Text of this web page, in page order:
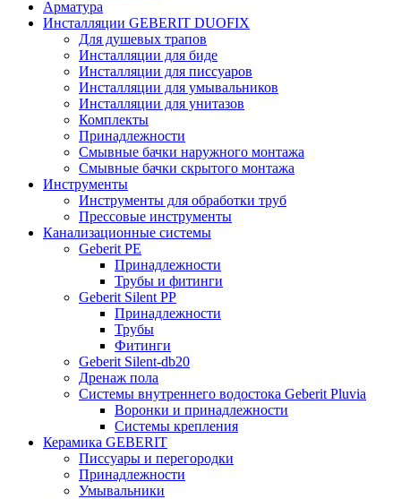
Арматура
Инсталляции GEBERIT DUOFIX
Для душевых трапов
Инсталляции для биде
Инсталляции для писсуаров
Инсталляции для умывальников
Инсталляции для унитазов
Комплекты
Принадлежности
Смывные бачки наружного монтажа
Смывные бачки скрытого монтажа
Инструменты
Инструменты для обработки труб
Прессовые инструменты
Канализационные системы
Geberit PE
Принадлежности
Трубы и фитинги
Geberit Silent PP
Принадлежности
Трубы
Фитинги
Geberit Silent-db20
Дренаж пола
Системы внутреннего водостока Geberit Pluvia
Воронки и принадлежности
Системы крепления
Керамика GEBERIT
Писсуары и перегородки
Принадлежности
Умывальники